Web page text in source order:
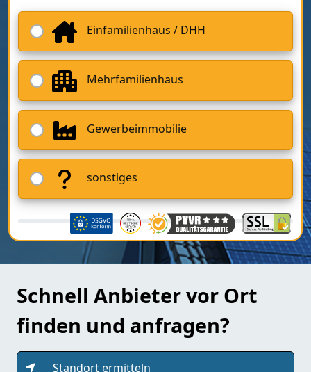
Einfamilienhaus / DHH
Mehrfamilienhaus
Gewerbeimmobilie
sonstiges
Schnell Anbieter vor Ort
finden und anfragen?
Standort ermitteln